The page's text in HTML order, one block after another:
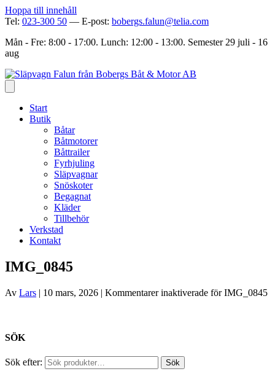
Hoppa till innehåll
Tel: 023-300 50 — E-post: bobergs.falun@telia.com
Mån - Fre: 8:00 - 17:00. Lunch: 12:00 - 13:00. Semester 29 juli - 16
aug
Start
Butik
Båtar
Båtmotorer
Båttrailer
Fyrhjuling
Släpvagnar
Snöskoter
Begagnat
Kläder
Tillbehör
Verkstad
Kontakt
IMG_0845
Av Lars | 10 mars, 2026 | Kommentarer inaktiverade för IMG_0845
SÖK
Sök efter: Sök